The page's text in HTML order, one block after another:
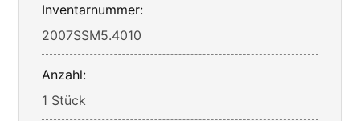
Inventarnummer:
2007SSM5.4010
Anzahl:
1 Stück